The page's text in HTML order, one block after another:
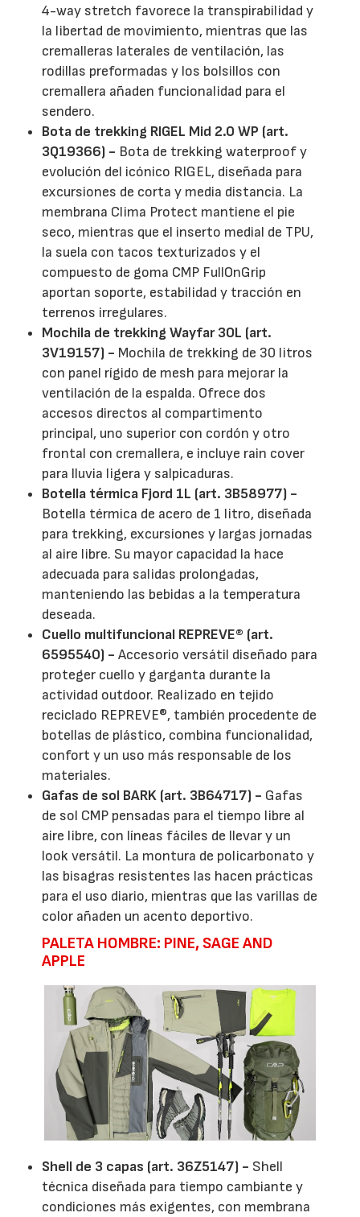
4-way stretch favorece la transpirabilidad y
la libertad de movimiento, mientras que las
cremalleras laterales de ventilación, las
rodillas preformadas y los bolsillos con
cremallera añaden funcionalidad para el
sendero.
Bota de trekking RIGEL Mid 2.0 WP (art.
3Q19366) - Bota de trekking waterproof y
evolución del icónico RIGEL, diseñada para
excursiones de corta y media distancia. La
membrana Clima Protect mantiene el pie
seco, mientras que el inserto medial de TPU,
la suela con tacos texturizados y el
compuesto de goma CMP FullOnGrip
aportan soporte, estabilidad y tracción en
terrenos irregulares.
Mochila de trekking Wayfar 30L (art.
3V19157) - Mochila de trekking de 30 litros
con panel rígido de mesh para mejorar la
ventilación de la espalda. Ofrece dos
accesos directos al compartimento
principal, uno superior con cordón y otro
frontal con cremallera, e incluye rain cover
para lluvia ligera y salpicaduras.
Botella térmica Fjord 1L (art. 3B58977) -
Botella térmica de acero de 1 litro, diseñada
para trekking, excursiones y largas jornadas
al aire libre. Su mayor capacidad la hace
adecuada para salidas prolongadas,
manteniendo las bebidas a la temperatura
deseada.
Cuello multifuncional REPREVE® (art.
6595540) - Accesorio versátil diseñado para
proteger cuello y garganta durante la
actividad outdoor. Realizado en tejido
reciclado REPREVE®, también procedente de
botellas de plástico, combina funcionalidad,
confort y un uso más responsable de los
materiales.
Gafas de sol BARK (art. 3B64717) - Gafas
de sol CMP pensadas para el tiempo libre al
aire libre, con líneas fáciles de llevar y un
look versátil. La montura de policarbonato y
las bisagras resistentes las hacen prácticas
para el uso diario, mientras que las varillas de
color añaden un acento deportivo.
PALETA HOMBRE: PINE, SAGE AND
APPLE
Shell de 3 capas (art. 36Z5147) - Shell
técnica diseñada para tiempo cambiante y
condiciones más exigentes, con membrana